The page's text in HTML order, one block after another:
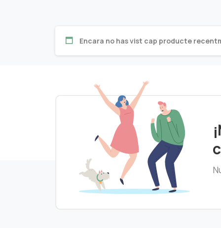
Encara no has vist cap producte